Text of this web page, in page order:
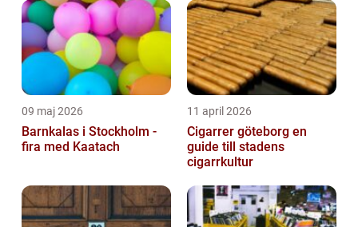
09 maj 2026
Barnkalas i Stockholm -
fira med Kaatach
11 april 2026
Cigarrer göteborg en
guide till stadens
cigarrkultur